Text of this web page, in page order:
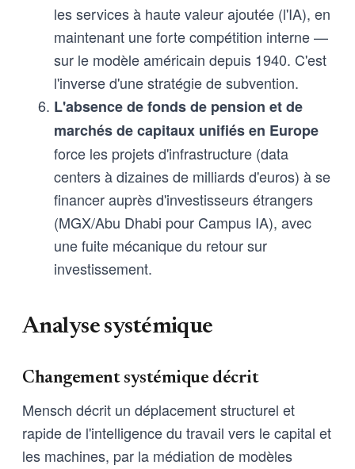
les services à haute valeur ajoutée (l'IA), en
maintenant une forte compétition interne —
sur le modèle américain depuis 1940. C'est
l'inverse d'une stratégie de subvention.
L'absence de fonds de pension et de
marchés de capitaux unifiés en Europe
force les projets d'infrastructure (data
centers à dizaines de milliards d'euros) à se
financer auprès d'investisseurs étrangers
(MGX/Abu Dhabi pour Campus IA), avec
une fuite mécanique du retour sur
investissement.
Analyse systémique
Changement systémique décrit
Mensch décrit un déplacement structurel et
rapide de l'intelligence du travail vers le capital et
les machines, par la médiation de modèles